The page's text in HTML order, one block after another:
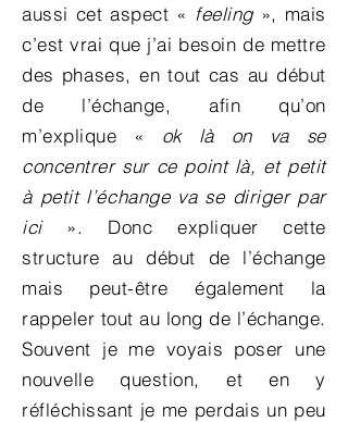
aussi cet aspect « feeling», mais
c’est vrai que j’ai besoin de mettre
des phases, en tout cas au début
de l’échange, afin qu’on
m’explique « ok là on va se
concentrer sur ce point là, et petit
à petit l’échange va se diriger par
ici ». Donc expliquer cette
structure au début de l’échange
mais peut-être également la
rappeler tout au long de l’échange.
Souvent je me voyais poser une
nouvelle question, et en y
réfléchissant je me perdais un peu